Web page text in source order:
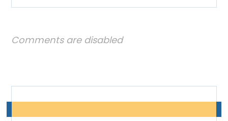
Comments are disabled